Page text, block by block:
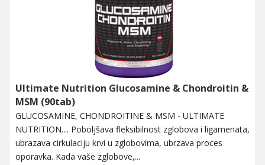
Ultimate Nutrition Glucosamine & Chondroitin &
MSM (90tab)
GLUCOSAMINE, CHONDROITINE & MSM - ULTIMATE
NUTRITION.... Poboljšava fleksibilnost zglobova i ligamenata,
ubrazava cirkulaciju krvi u zglobovima, ubrzava proces
oporavka. Kada vaše zglobove,...